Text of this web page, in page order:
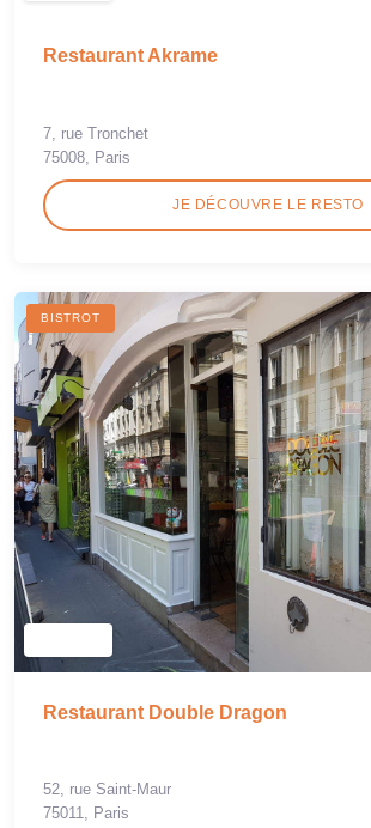
Restaurant Akrame
7, rue Tronchet
75008, Paris
JE DÉCOUVRE LE RESTO
BISTROT
Restaurant Double Dragon
52, rue Saint-Maur
75011, Paris